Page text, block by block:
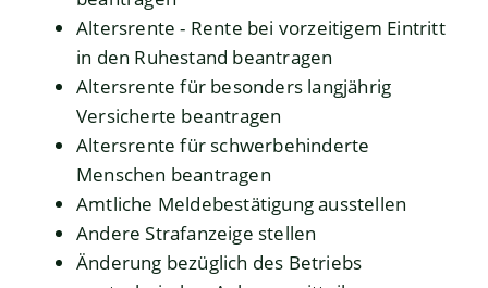
Altersrente - Rente bei vorzeitigem Eintritt
in den Ruhestand beantragen
Altersrente für besonders langjährig
Versicherte beantragen
Altersrente für schwerbehinderte
Menschen beantragen
Amtliche Meldebestätigung ausstellen
Andere Strafanzeige stellen
Änderung bezüglich des Betriebs